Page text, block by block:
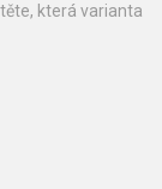
která varianta